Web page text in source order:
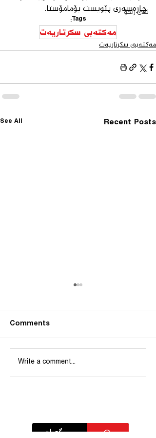
لقی زاخۆ
چارەسەری پێویست بۆمامۆستا.
Tags:
مەكتەبی سكرتاریەت
مەكتەبی سكرتاریەت
Recent Posts
See All
شاندی یەکێتی مامۆستایانی
کوردستان کۆمەڵێک کار و
Comments
Write a comment...